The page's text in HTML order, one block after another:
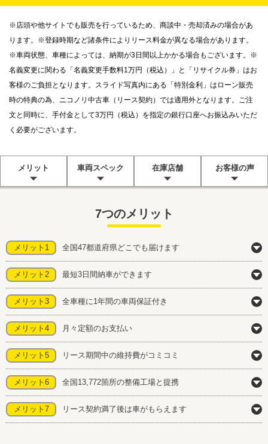
※店頭や他サイトでも販売を行っているため、商談中・売却済みの場合があ
ります。※登録時期など諸条件によりリース料金が異なる場合があります。
※車両状態、車種によっては、納期が3日間以上かかる場合もございます。※
名義変更に関わる「名義変更手数料1万円（税込）」と「リサイクル券」はお
客様のご負担となります。スライド写真内にある「特別金利」はローン販売
時の特典の為、ニコノリ中古車（リース契約）では適用外となります。ご注
文と同時に、手付金として3万円（税込）を指定の銀行口座へお振込みいただ
く必要がございます。
メリット 車両スペック 在庫店舗 お客様の声
7つのメリット
メリット1 全国47都道府県どこでも届けます
メリット2 最短3日間納車ができます
メリット3 全車種に1年間の車両保証付き
メリット4 月々定額のお支払い
メリット5 リース期間中の維持費がコミコミ
メリット6 全国13,772箇所の整備工場と提携
メリット7 リース契約満了後は車がもらえます